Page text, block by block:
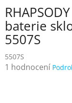
baterie
5507S
5507S
Průměrné
1 hodnocení